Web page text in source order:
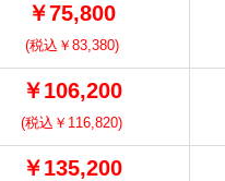
￥75,800
(税込￥83,380)
￥106,200
(税込￥116,820)
￥135,200